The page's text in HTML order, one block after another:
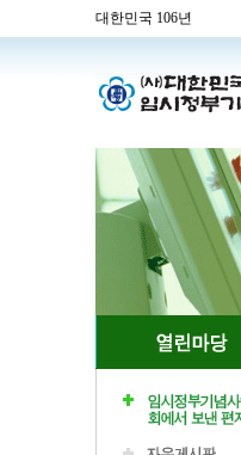
대한민국 106년